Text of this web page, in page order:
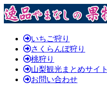
いちご狩り
さくらんぼ狩り
桃狩り
山梨観光まとめサイト
お問い合わせ